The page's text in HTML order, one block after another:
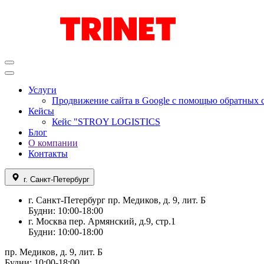
Услуги
Продвижение сайта в Google с помощью обратных
Кейсы
Кейс "STROY LOGISTICS
Блог
О компании
Контакты
г. Санкт-Петербург
г. Санкт-Петербург пр. Медиков, д. 9, лит. Б
Будни: 10:00-18:00
г. Москва пер. Армянский, д.9, стр.1
Будни: 10:00-18:00
пр. Медиков, д. 9, лит. Б